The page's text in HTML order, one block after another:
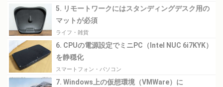
5. リモートワークにはスタンディングデスク用の
マットが必須
ライフ・雑貨
6. CPUの電源設定でミニPC（Intel NUC 6i7KYK）
を静穏化
スマートフォン・パソコン
7. Windows上の仮想環境（VMWare）に